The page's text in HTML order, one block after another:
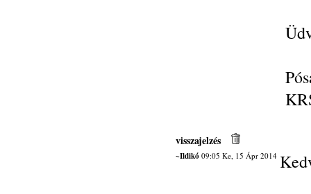
visszajelzés
~Ildikó09:05 Ke, 15 Ápr 2014